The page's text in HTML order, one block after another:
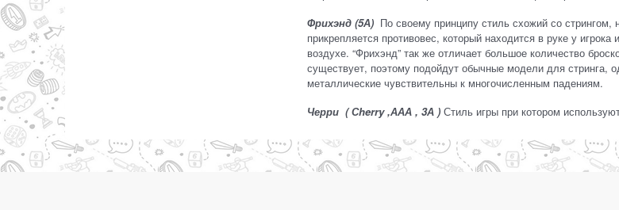
Фрихэнд (5А) По своему принципу стиль схожий со стрингом,
прикрепляется противовес, который находится в руке у
воздухе. “Фрихэнд” так же отличает большое количество
существует, поэтому подойдут обычные модели для стринга,
металлические чувствительны к многочисленным падениям.
Черри ( Сherry ,ААА , 3А ) Стиль игры при котором